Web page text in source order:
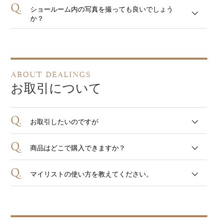
Q.
ショールーム内の写真を撮っても良いでしょう
か？
ABOUT DEALINGS
お取引について
Q. お取引したいのですが
Q. 商品はどこで購入できますか？
Q. マイリストの使い方を教えてください。